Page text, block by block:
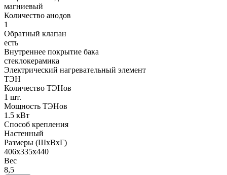
магниевый
Количество анодов
1
Обратный клапан
есть
Внутреннее покрытие бака
стеклокерамика
Электрический нагревательный элемент
ТЭН
Количество ТЭНов
1 шт.
Мощность ТЭНов
1.5 кВт
Способ крепления
Настенный
Размеры (ШхВхГ)
406х335х440
Вес
8,5